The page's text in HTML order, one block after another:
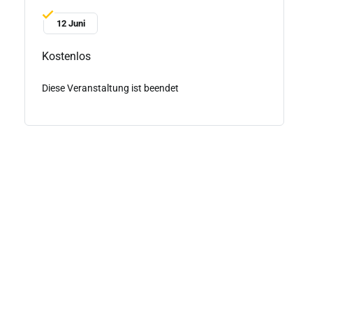
12 Juni
Kostenlos
Diese Veranstaltung ist beendet